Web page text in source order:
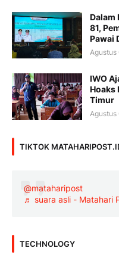
Dalam
81,
Pawai
Agustus
IWO
Hoaks
Timur
TIKTOK
@mataharipost
♬ suara asli - Matahari
TECHNOLOGY